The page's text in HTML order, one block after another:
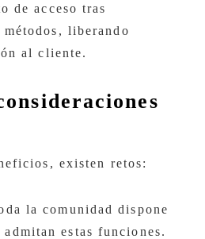
de acceso tras
liberando
al cliente.
existen retos:
la comunidad dispone
estas funciones.